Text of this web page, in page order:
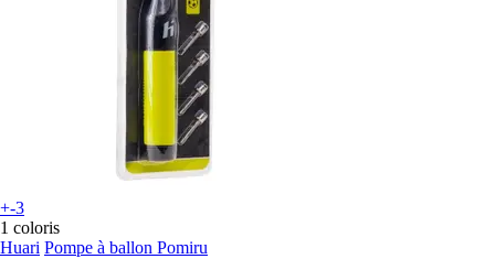
+-3
1 coloris
Huari Pompe à ballon Pomiru